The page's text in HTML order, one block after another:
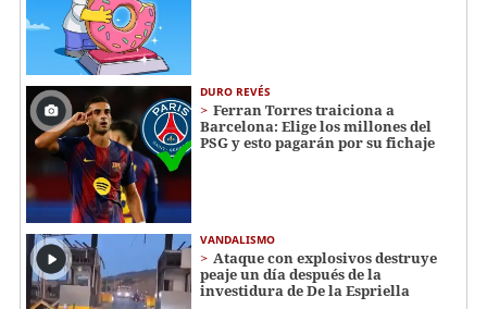
DURO REVÉS
Ferran Torres traiciona a
Barcelona: Elige los millones del
PSG y esto pagarán por su fichaje
VANDALISMO
Ataque con explosivos destruye
peaje un día después de la
investidura de De la Espriella